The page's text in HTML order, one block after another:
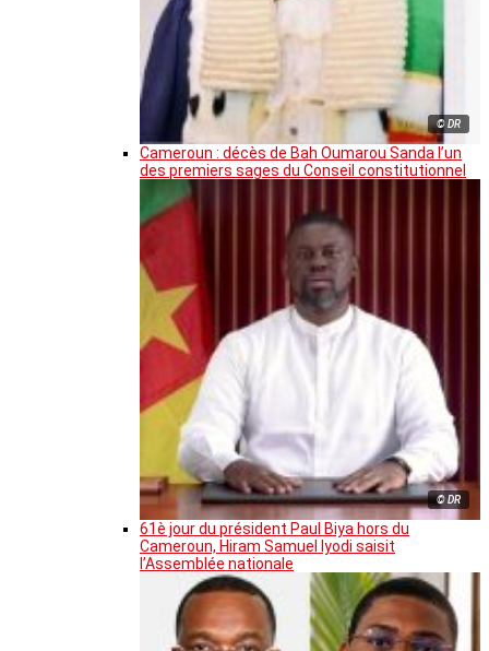
© DR
Cameroun : décès de Bah Oumarou Sanda l’un
des premiers sages du Conseil constitutionnel
© DR
61è jour du président Paul Biya hors du
Cameroun, Hiram Samuel Iyodi saisit
l’Assemblée nationale